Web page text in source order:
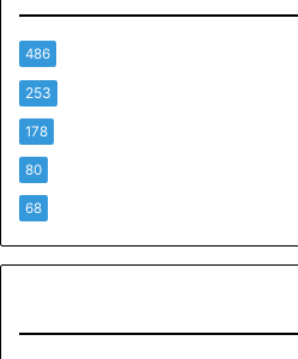
486
253
178
80
68